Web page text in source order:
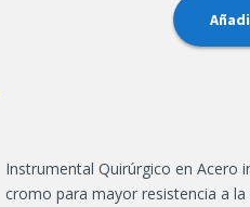
Instrumental Quirúrgico en Acero
cromo para mayor resistencia a